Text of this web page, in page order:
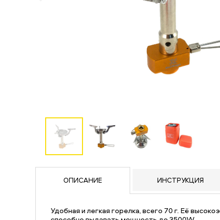
ОПИСАНИЕ ИНСТРУКЦИЯ
Удобная и легкая горелка, всего 70 г. Её